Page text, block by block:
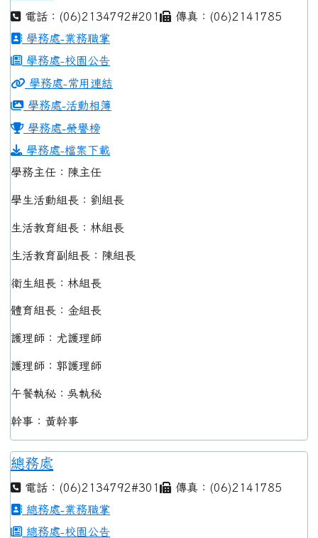
電話：(06)2134792#201
傳真：(06)2141785
學務處-業務職掌
學務處-校園公告
學務處-常用連結
學務處-活動相簿
學務處-榮譽榜
學務處-檔案下載
學務主任：陳主任
學生活動組長：劉組長
生活教育組長：林組長
生活教育副組長：陳組長
衛生組長：林組長
體育組長：金組長
護理師：尤護理師
護理師：郭護理師
午餐執秘：吳執秘
幹事：黃幹事
總務處
電話：(06)2134792#301
傳真：(06)2141785
總務處-業務職掌
總務處-校園公告